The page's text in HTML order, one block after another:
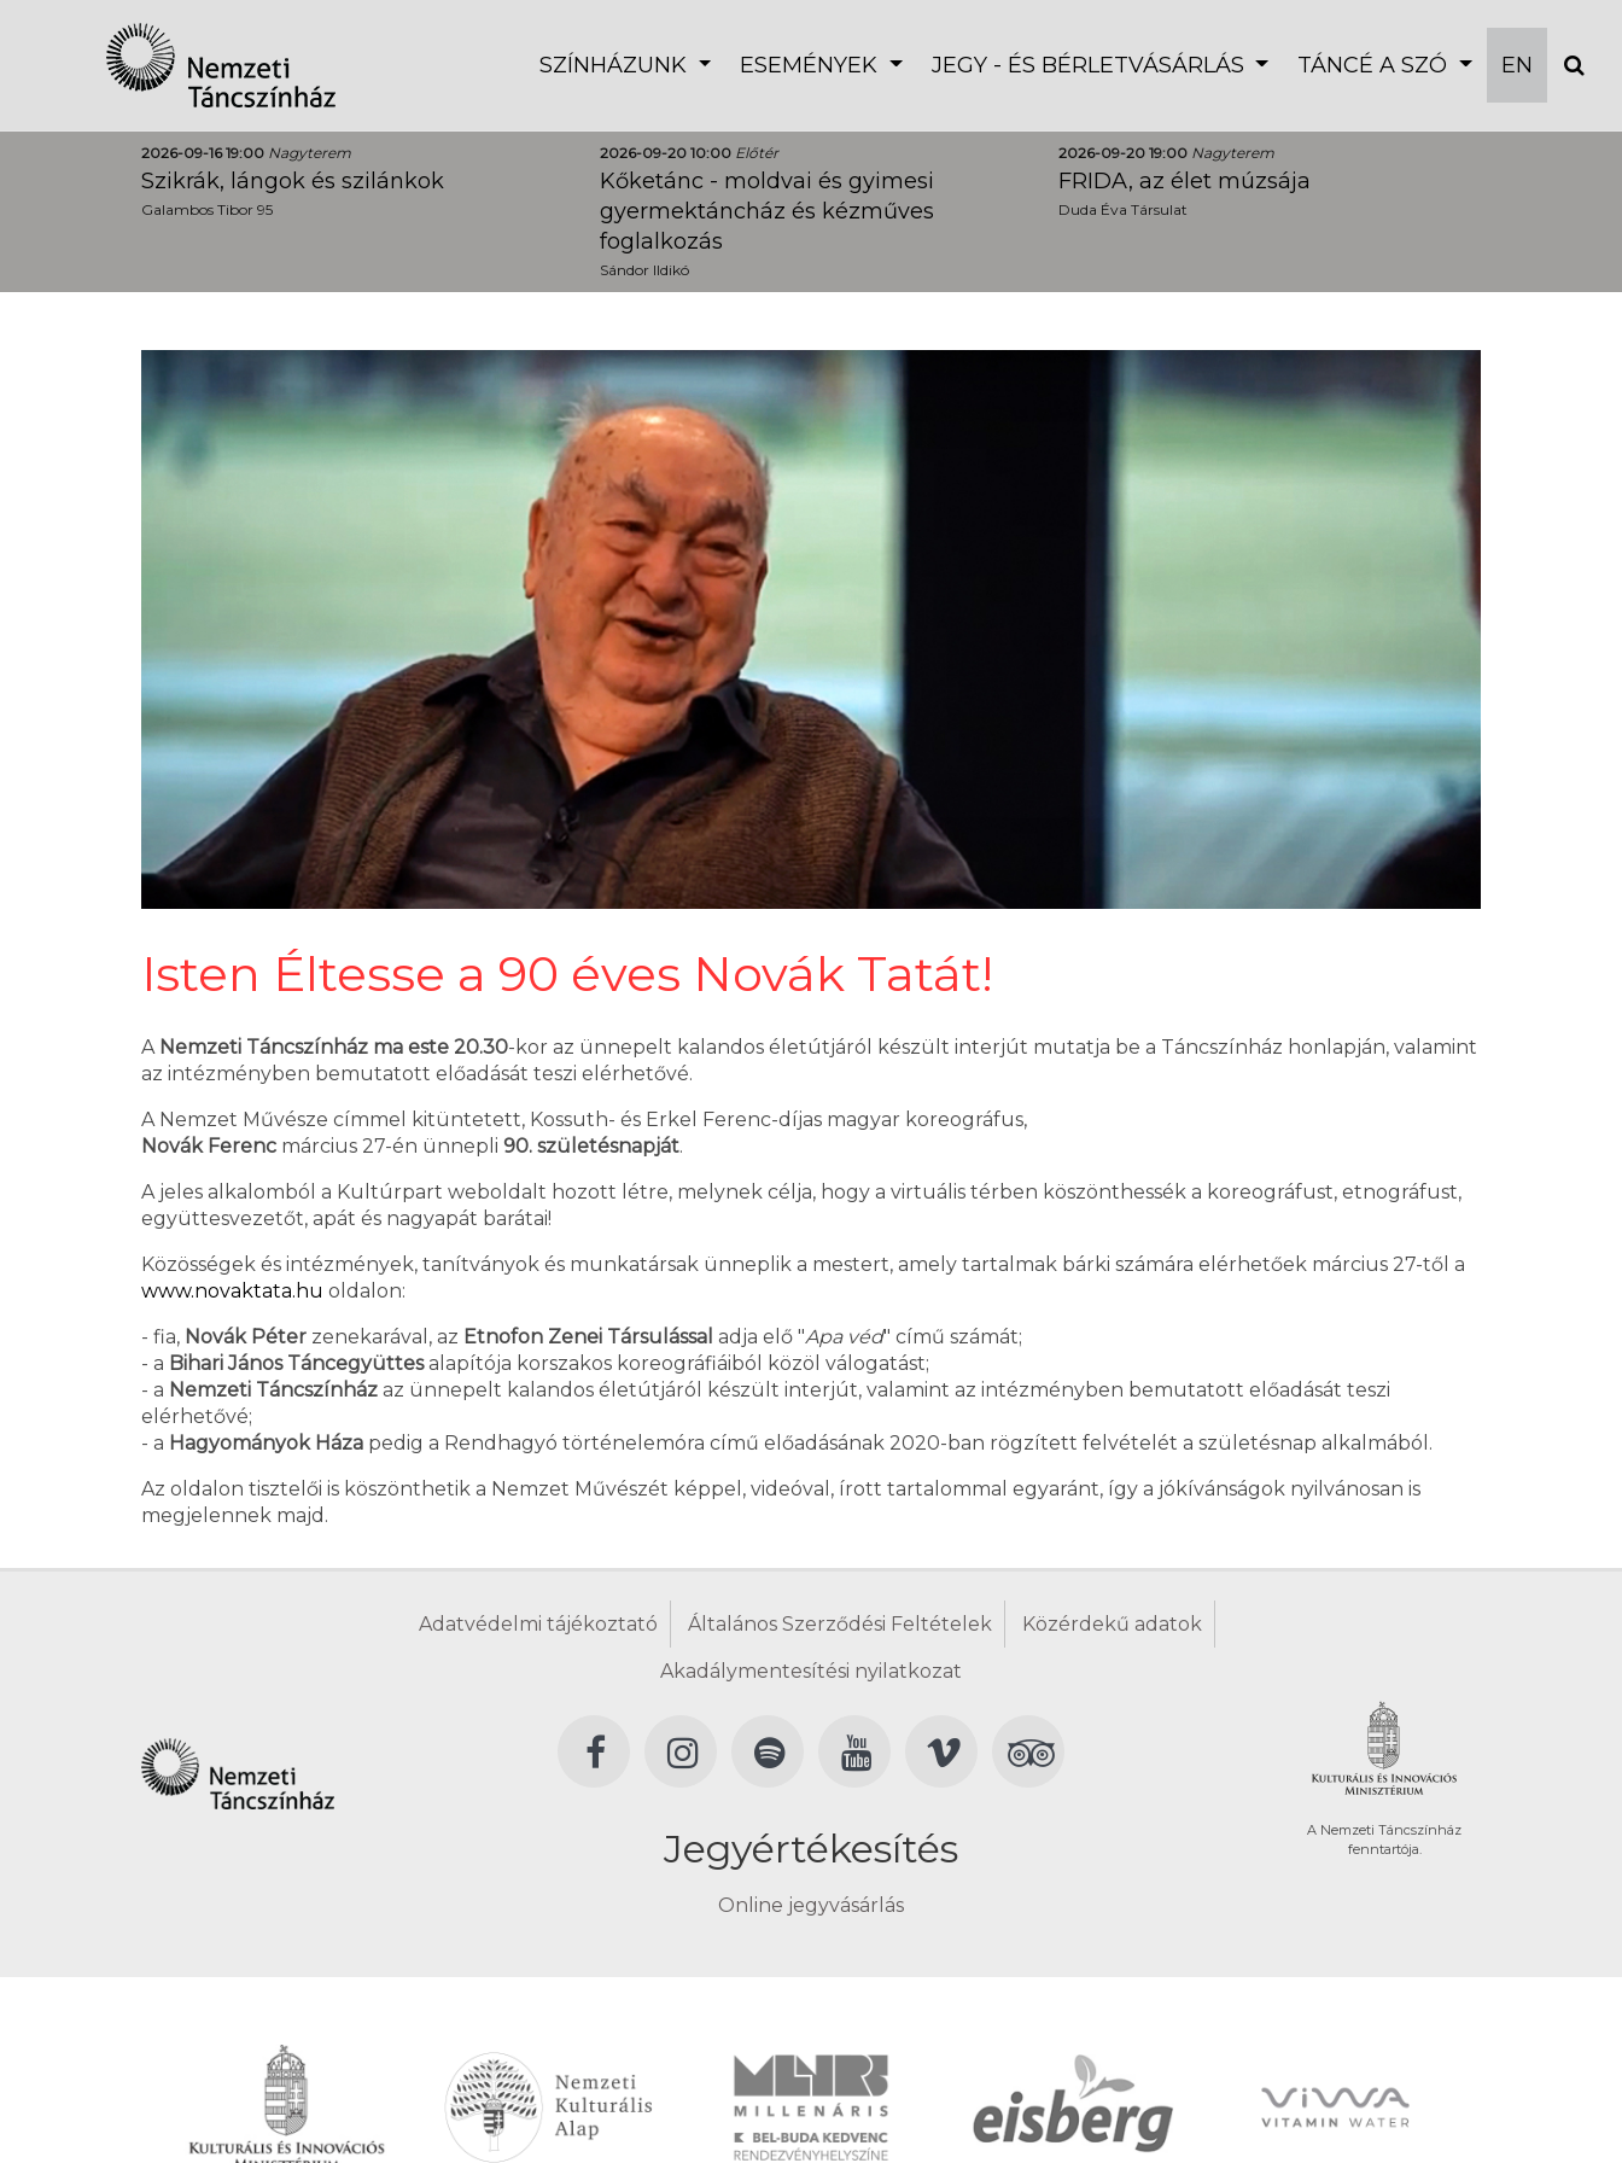
SZÍNHÁZUNK ESEMÉNYEK JEGY - ÉS BÉRLETVÁSÁRLÁS TÁNCÉ A SZÓ EN
2026-09-16 19:00 Nagyterem
Szikrák, lángok és szilánkok
Galambos Tibor 95
2026-09-20 10:00 Előtér
Kőketánc - moldvai és gyimesi
gyermektáncház és kézműves
foglalkozás
Sándor Ildikó
2026-09-20 19:00 Nagyterem
FRIDA, az élet múzsája
Duda Éva Társulat
Isten Éltesse a 90 éves Novák Tatát!
A Nemzeti Táncszínház ma este 20.30-kor az ünnepelt kalandos életútjáról készült interjút mutatja be a Táncszínház honlapján, valamint
az intézményben bemutatott előadását teszi elérhetővé.
A Nemzet Művésze címmel kitüntetett, Kossuth- és Erkel Ferenc-díjas magyar koreográfus,
Novák Ferenc március 27-én ünnepli 90. születésnapját.
A jeles alkalomból a Kultúrpart weboldalt hozott létre, melynek célja, hogy a virtuális térben köszönthessék a koreográfust, etnográfust,
együttesvezetőt, apát és nagyapát barátai!
Közösségek és intézmények, tanítványok és munkatársak ünneplik a mestert, amely tartalmak bárki számára elérhetőek március 27-től a
www.novaktata.hu oldalon:
- fia, Novák Péter zenekarával, az Etnofon Zenei Társulással adja elő "Apa véd" című számát;
- a Bihari János Táncegyüttesalapítója korszakos koreográfiáiból közöl válogatást;
- a Nemzeti Táncszínház az ünnepelt kalandos életútjáról készült interjút, valamint az intézményben bemutatott előadását teszi
elérhetővé;
- a Hagyományok Háza pedig a Rendhagyó történelemóra című előadásának 2020-ban rögzített felvételét a születésnap alkalmából.
Az oldalon tisztelői is köszönthetik a Nemzet Művészét képpel, videóval, írott tartalommal egyaránt, így a jókívánságok nyilvánosan is
megjelennek majd.
Adatvédelmi tájékoztató Általános Szerződési Feltételek Közérdekű adatok
Akadálymentesítési nyilatkozat
Jegyértékesítés
Online jegyvásárlás
A Nemzeti Táncszínház
fenntartója.